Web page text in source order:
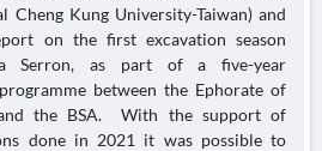
Cheng Kung University-Taiwan) and
on the first excavation season
Serron, as part of a five-year
between the Ephorate of
the BSA. With the support of
done in 2021 it was possible to